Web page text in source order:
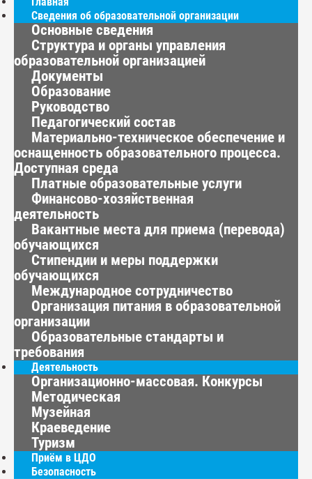
Сведения об образовательной организации
Основные сведения
Структура и органы управления
образовательной организацией
Документы
Образование
Руководство
Педагогический состав
Материально-техническое обеспечение и
оснащенность образовательного процесса.
Доступная среда
Платные образовательные услуги
Финансово-хозяйственная
деятельность
Вакантные места для приема (перевода)
обучающихся
Стипендии и меры поддержки
обучающихся
Международное сотрудничество
Организация питания в образовательной
организации
Образовательные стандарты и
требования
Деятельность
Организационно-массовая. Конкурсы
Методическая
Музейная
Краеведение
Туризм
Приём в ЦДО
Безопасность